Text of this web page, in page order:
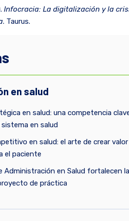
Infocracia: La digitalización y la
. Taurus.
en salud
en salud: una competencia
en salud
en salud: el arte de crear valor
el paciente
Administración en Salud fortalecen la
de práctica